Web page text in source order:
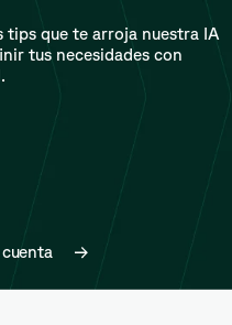
tips que te arroja nuestra IA
tus necesidades con